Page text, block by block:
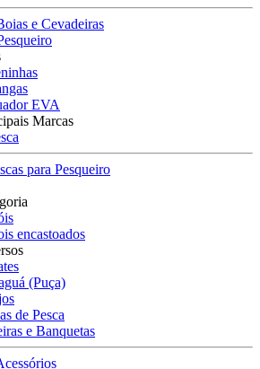
e Cevadeiras
EVA
Marcas
para Pesqueiro
encastoados
(Puça)
de Pesca
e Banquetas